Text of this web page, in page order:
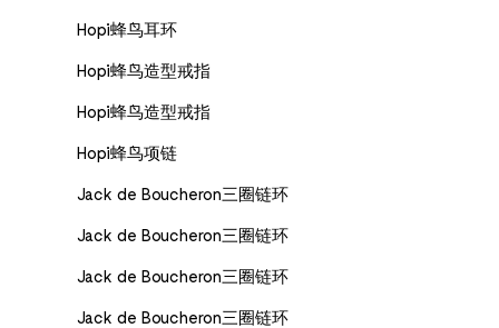
Hopi蜂鸟耳环
Hopi蜂鸟造型戒指
Hopi蜂鸟造型戒指
Hopi蜂鸟项链
Jack de Boucheron三圈链环
Jack de Boucheron三圈链环
Jack de Boucheron三圈链环
Jack de Boucheron三圈链环